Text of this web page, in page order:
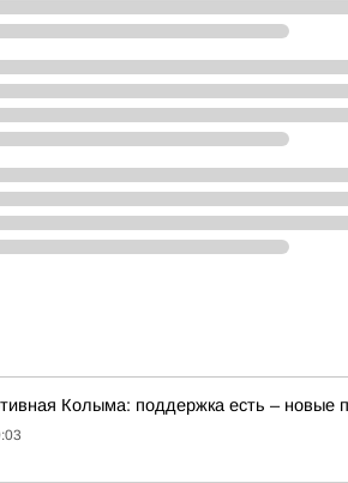
Колыма: поддержка есть – новые